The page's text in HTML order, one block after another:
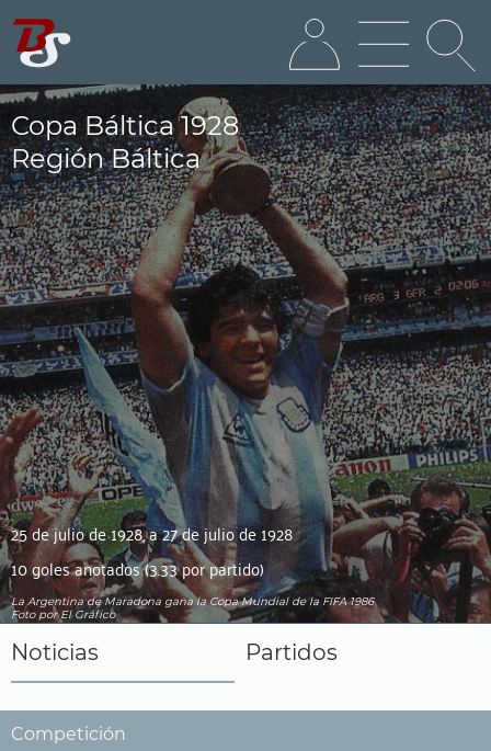
Copa Báltica 1928
Región Báltica
25 de julio de 1928, a 27 de julio de 1928
10 goles anotados (3.33 por partido)
La Argentina de Maradona gana la Copa Mundial de la FIFA 1986
Foto por El Gráfico
Noticias Partidos
Competición